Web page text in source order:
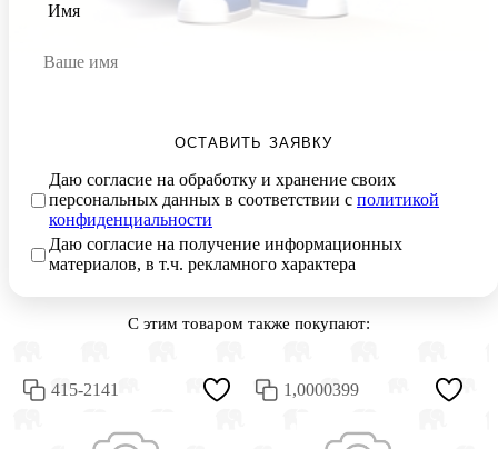
Имя
ОСТАВИТЬ ЗАЯВКУ
Даю согласие на обработку и хранение своих
персональных данных в соответствии с политикой
конфиденциальности
Даю согласие на получение информационных
материалов, в т.ч. рекламного характера
С этим товаром также покупают:
415-2141 1,0000399